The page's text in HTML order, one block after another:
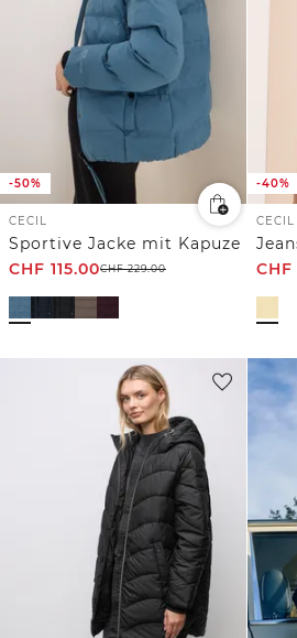
-50%
CECIL
Sportive Jacke mit Kapuze
CHF 115.00CHF229.00
-40%
CECIL
CHF